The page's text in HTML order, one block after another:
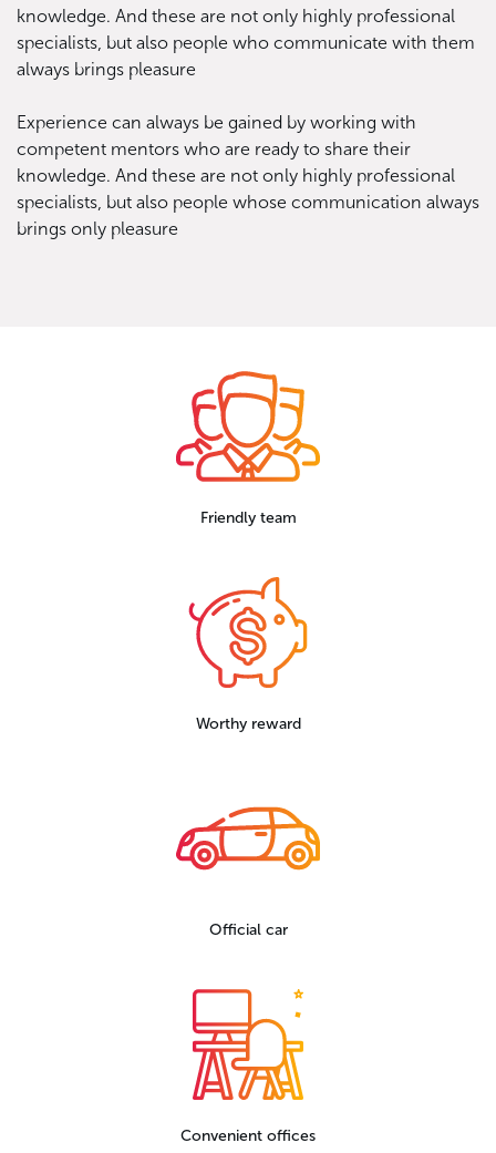
knowledge. And these are not only highly professional
specialists, but also people who communicate with them
always brings pleasure
Experience can always be gained by working with
competent mentors who are ready to share their
knowledge. And these are not only highly professional
specialists, but also people whose communication always
brings only pleasure
Friendly team
Worthy reward
Official car
Convenient offices